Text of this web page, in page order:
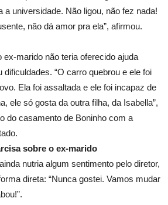
a universidade. Não ligou, não fez nada!
não dá amor pra ela”, afirmou.
ex-marido não teria oferecido ajuda
dificuldades. “O carro quebrou e ele foi
Ela foi assaltada e ele foi incapaz de
ele só gosta da outra filha, da Isabella”,
do casamento de Boninho com a
sobre o ex-marido
nutria algum sentimento pelo diretor,
direta: “Nunca gostei. Vamos mudar